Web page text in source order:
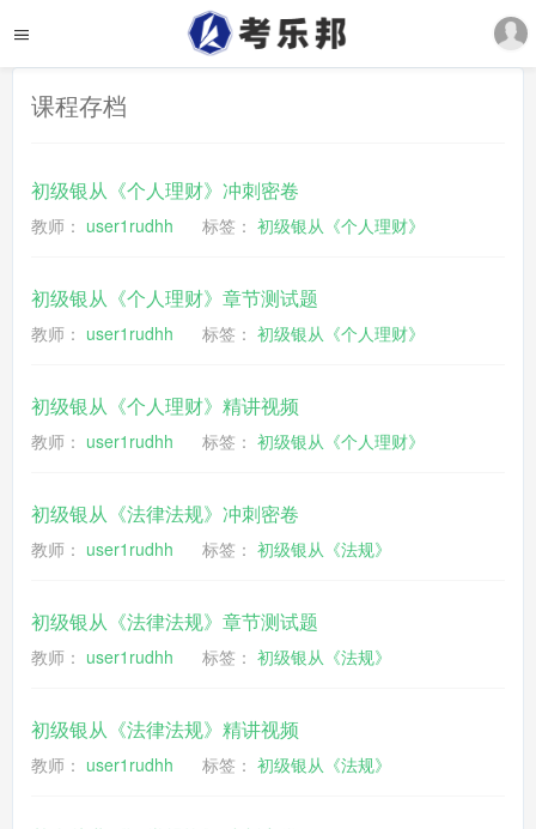
课程存档
初级银从《个人理财》冲刺密卷
教师： user1rudhh 标签： 初级银从《个人理财》
初级银从《个人理财》章节测试题
教师： user1rudhh 标签： 初级银从《个人理财》
初级银从《个人理财》精讲视频
教师： user1rudhh 标签： 初级银从《个人理财》
初级银从《法律法规》冲刺密卷
教师： user1rudhh 标签： 初级银从《法规》
初级银从《法律法规》章节测试题
教师： user1rudhh 标签： 初级银从《法规》
初级银从《法律法规》精讲视频
教师： user1rudhh 标签： 初级银从《法规》